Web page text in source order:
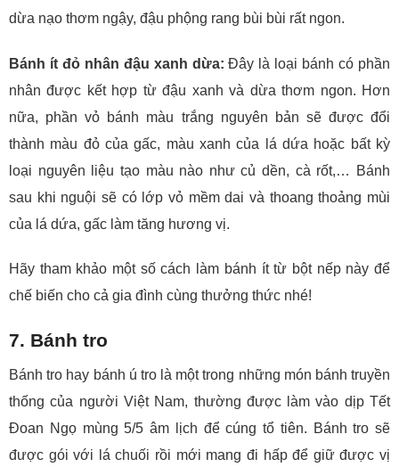
dừa nạo thơm ngậy, đậu phộng rang bùi bùi rất ngon.
Bánh ít đỏ nhân đậu xanh dừa:Đây là loại bánh có phần
nhân được kết hợp từ đậu xanh và dừa thơm ngon. Hơn
nữa, phần vỏ bánh màu trắng nguyên bản sẽ được đổi
thành màu đỏ của gấc, màu xanh của lá dứa hoặc bất kỳ
loại nguyên liệu tạo màu nào như củ dền, cà rốt,… Bánh
sau khi nguội sẽ có lớp vỏ mềm dai và thoang thoảng mùi
của lá dứa, gấc làm tăng hương vị.
Hãy tham khảo một số cách làm bánh ít từ bột nếp này để
chế biến cho cả gia đình cùng thưởng thức nhé!
7. Bánh tro
Bánh tro hay bánh ú tro là một trong những món bánh truyền
thống của người Việt Nam, thường được làm vào dịp Tết
Đoan Ngọ mùng 5/5 âm lịch để cúng tổ tiên. Bánh tro sẽ
được gói với lá chuối rồi mới mang đi hấp để giữ được vị